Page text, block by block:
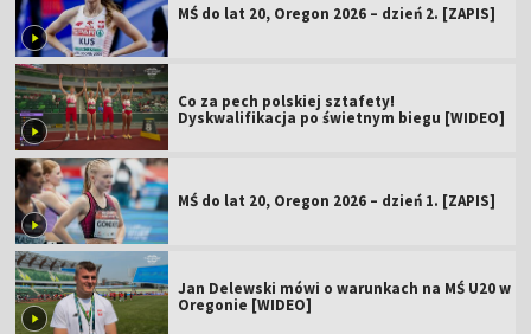
MŚ do lat 20, Oregon 2026 – dzień 2. [ZAPIS]
Co za pech polskiej sztafety!
Dyskwalifikacja po świetnym biegu [WIDEO]
MŚ do lat 20, Oregon 2026 – dzień 1. [ZAPIS]
Jan Delewski mówi o warunkach na MŚ U20 w
Oregonie [WIDEO]